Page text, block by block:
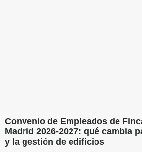
Convenio de Empleados de
Madrid 2026-2027: qué cambia
y la gestión de edificios